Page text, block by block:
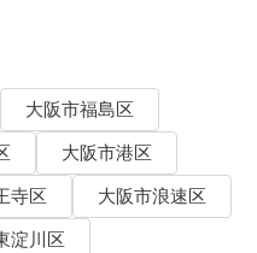
大阪市福島区
大阪市港区
寺区
大阪市浪速区
淀川区